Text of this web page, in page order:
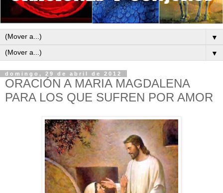
▼
▼
domingo, 29 de abril de 2012
ORACIÓN A MARIA MAGDALENA
PARA LOS QUE SUFREN POR AMOR